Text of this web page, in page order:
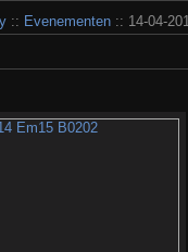
:: Evenementen :: 14-04-